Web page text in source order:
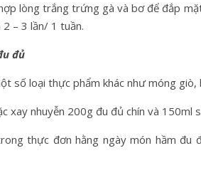
lòng trắng trứng gà và bơ để đắp
2 – 3 lần/ 1 tuần.
đủ
số loại thực phẩm khác như móng giò,
xay nhuyễn 200g đu đủ chín và 150ml
thực đơn hằng ngày món hầm đu